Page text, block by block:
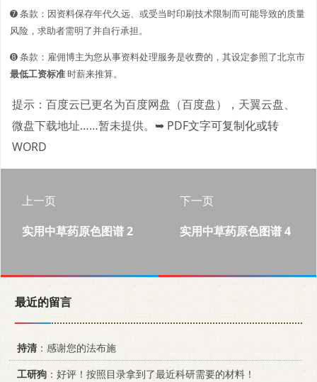
➐ 条款：因资料保存年代久远、或受当时印刷技术限制而可能导致的质量
风险，求助者需明了并自行承担。
➑ 条款：雇佣博主为您从事资料处理服务是收费的，其设定参照了北京市
最低工资标准时薪来推算。
提示：百度云已更名为百度网盘（百度盘），天翼云盘、
微盘下载地址……暂未提供。 ➥ PDF文字可复制化或转
WORD
上一页
实用中草药原色图谱 2
下一页
实用中草药原色图谱 4
最近的留言
持清：感谢您的法布施
工研狗 ：好评！按照目录拿到了最近科研需要的材料！